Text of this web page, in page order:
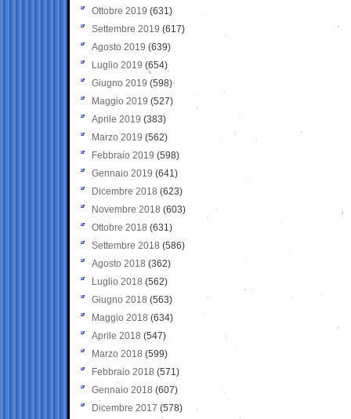
Ottobre 2019 (631)
Settembre 2019 (617)
Agosto 2019 (639)
Luglio 2019 (654)
Giugno 2019 (598)
Maggio 2019 (527)
Aprile 2019 (383)
Marzo 2019 (562)
Febbraio 2019 (598)
Gennaio 2019 (641)
Dicembre 2018 (623)
Novembre 2018 (603)
Ottobre 2018 (631)
Settembre 2018 (586)
Agosto 2018 (362)
Luglio 2018 (562)
Giugno 2018 (563)
Maggio 2018 (634)
Aprile 2018 (547)
Marzo 2018 (599)
Febbraio 2018 (571)
Gennaio 2018 (607)
Dicembre 2017 (578)